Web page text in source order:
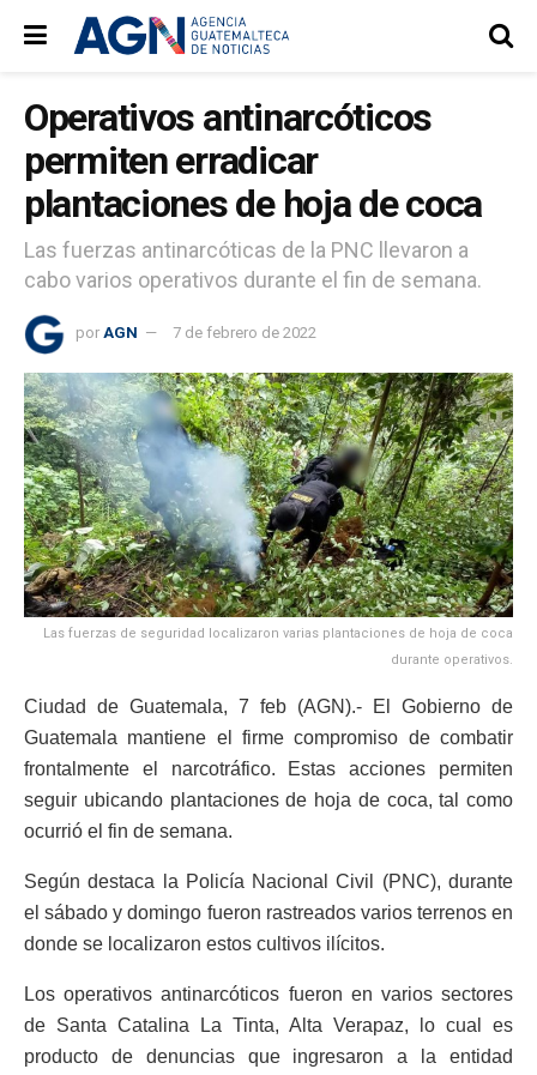
Operativos antinarcóticos
permiten erradicar
plantaciones de hoja de coca
Las fuerzas antinarcóticas de la PNC llevaron a
cabo varios operativos durante el fin de semana.
por AGN 7 de febrero de 2022
Las fuerzas de seguridad localizaron varias plantaciones de hoja de coca
durante operativos.
Ciudad de Guatemala, 7 feb (AGN).- El Gobierno de
Guatemala mantiene el firme compromiso de combatir
frontalmente el narcotráfico. Estas acciones permiten
seguir ubicando plantaciones de hoja de coca, tal como
ocurrió el fin de semana.
Según destaca la Policía Nacional Civil (PNC), durante
el sábado y domingo fueron rastreados varios terrenos en
donde se localizaron estos cultivos ilícitos.
Los operativos antinarcóticos fueron en varios sectores
de Santa Catalina La Tinta, Alta Verapaz, lo cual es
producto de denuncias que ingresaron a la entidad